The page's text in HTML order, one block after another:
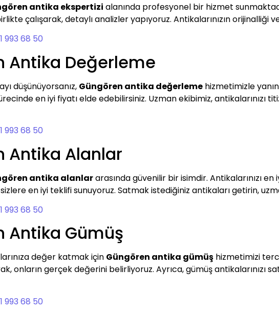
antika ekspertizi alanında profesyonel bir hizmet
çalışarak, detaylı analizler yapıyoruz. Antikalarınızın orijinalliği
993 68 50
Antika Değerleme
düşünüyorsanız, Güngören antika değerleme hizmetimizle
en iyi fiyatı elde edebilirsiniz. Uzman ekibimiz,
993 68 50
Antika Alanlar
antika alanlararasında güvenilir bir isimdir. Antikalarınızı
en iyi teklifi sunuyoruz. Satmak istediğiniz antikaları getirin,
993 68 50
Antika Gümüş
değer katmak için Güngören antika gümüş hizmetimizi
onların gerçek değerini belirliyoruz. Ayrıca, gümüş antikalarınızı
993 68 50